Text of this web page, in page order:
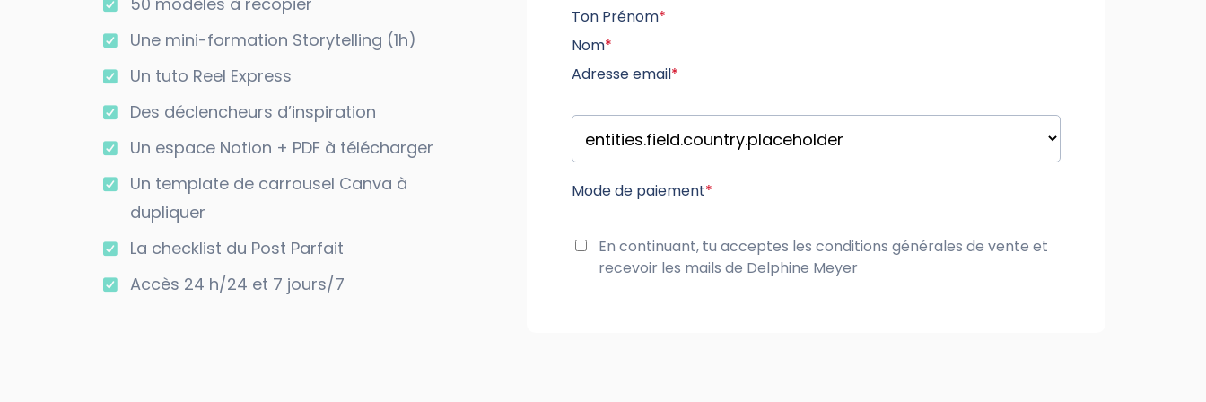
Une mini-formation Storytelling (1h)
Un tuto Reel Express
Des déclencheurs d’inspiration
Un espace Notion + PDF à télécharger
Un template de carrousel Canva à
dupliquer
La checklist du Post Parfait
Accès 24 h/24 et 7 jours/7
Ton Prénom*
Nom*
Adresse email*
Mode de paiement*
En continuant, tu acceptes les conditions générales de vente et
recevoir les mails de Delphine Meyer